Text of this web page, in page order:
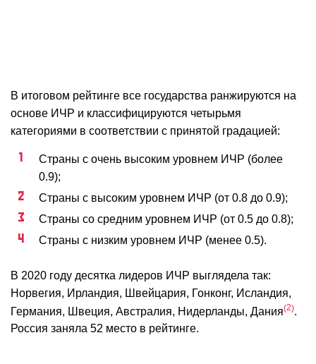
В итоговом рейтинге все государства ранжируются на
основе ИЧР и классифицируются четырьмя
категориями в соответствии с принятой градацией:
Страны с очень высоким уровнем ИЧР (более
0.9);
Страны с высоким уровнем ИЧР (от 0.8 до 0.9);
Страны со средним уровнем ИЧР (от 0.5 до 0.8);
Страны с низким уровнем ИЧР (менее 0.5).
В 2020 году десятка лидеров ИЧР выглядела так:
Норвегия, Ирландия, Швейцария, Гонконг, Исландия,
Германия, Швеция, Австралия, Нидерланды, Дания 2 .
Россия заняла 52 место в рейтинге.